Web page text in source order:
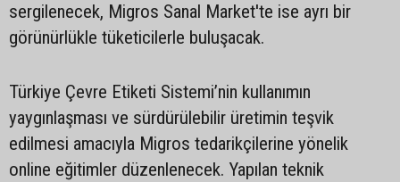
sergilenecek, Migros Sanal Market'te ise ayrı bir
görünürlükle tüketicilerle buluşacak.
Türkiye Çevre Etiketi Sistemi’nin kullanımın
yaygınlaşması ve sürdürülebilir üretimin teşvik
edilmesi amacıyla Migros tedarikçilerine yönelik
online eğitimler düzenlenecek. Yapılan teknik